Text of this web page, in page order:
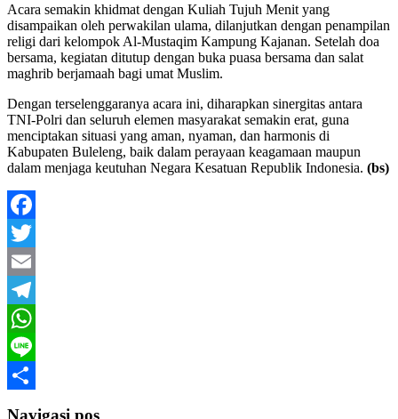
Acara semakin khidmat dengan Kuliah Tujuh Menit yang
disampaikan oleh perwakilan ulama, dilanjutkan dengan penampilan
religi dari kelompok Al-Mustaqim Kampung Kajanan. Setelah doa
bersama, kegiatan ditutup dengan buka puasa bersama dan salat
maghrib berjamaah bagi umat Muslim.
Dengan terselenggaranya acara ini, diharapkan sinergitas antara
TNI-Polri dan seluruh elemen masyarakat semakin erat, guna
menciptakan situasi yang aman, nyaman, dan harmonis di
Kabupaten Buleleng, baik dalam perayaan keagamaan maupun
dalam menjaga keutuhan Negara Kesatuan Republik Indonesia. (bs)
Facebook
Twitter
Email
Telegram
WhatsApp
Line
Navigasi pos